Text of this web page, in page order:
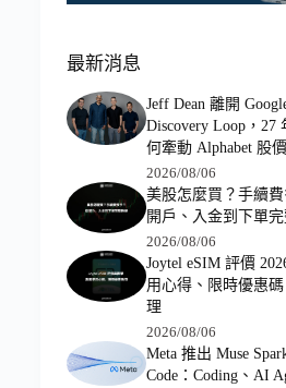
最新消息
Jeff Dean 離開
Discovery Loop，27
何牽動 Alphabet 股
2026/08/06
美股怎麼買？手續
開戶、入金到下單
2026/08/06
Joytel eSIM 評價
用心得、限時優惠
理
2026/08/06
Meta 推出 Muse
Code：Coding、AI